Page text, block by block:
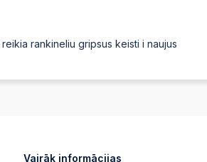
rankineliu gripsus keisti i naujus
Vairāk informācijas